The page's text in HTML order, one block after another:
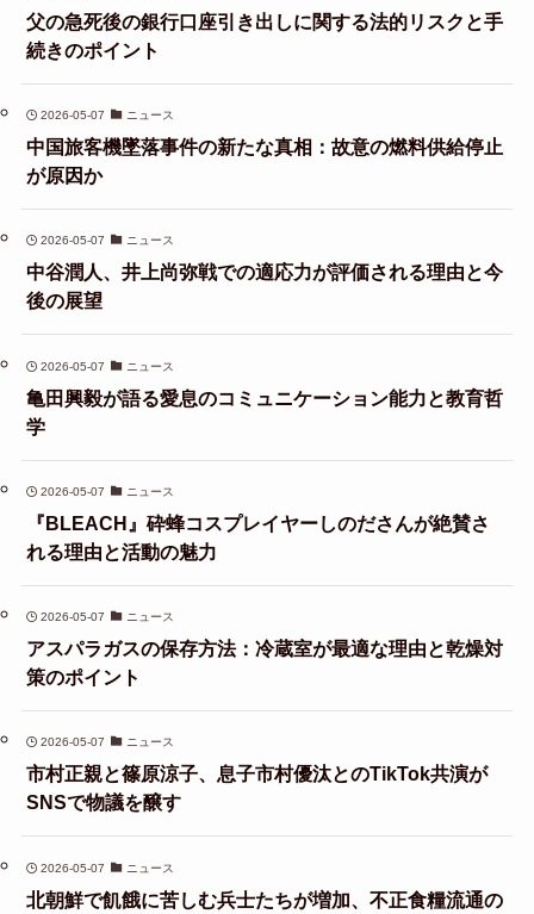
父の急死後の銀行口座引き出しに関する法的リスクと手
続きのポイント
2026-05-07 ニュース
中国旅客機墜落事件の新たな真相：故意の燃料供給停止
が原因か
2026-05-07 ニュース
中谷潤人、井上尚弥戦での適応力が評価される理由と今
後の展望
2026-05-07 ニュース
亀田興毅が語る愛息のコミュニケーション能力と教育哲
学
2026-05-07 ニュース
『BLEACH』砕蜂コスプレイヤーしのださんが絶賛さ
れる理由と活動の魅力
2026-05-07 ニュース
アスパラガスの保存方法：冷蔵室が最適な理由と乾燥対
策のポイント
2026-05-07 ニュース
市村正親と篠原涼子、息子市村優汰とのTikTok共演が
SNSで物議を醸す
2026-05-07 ニュース
北朝鮮で飢餓に苦しむ兵士たちが増加、不正食糧流通の